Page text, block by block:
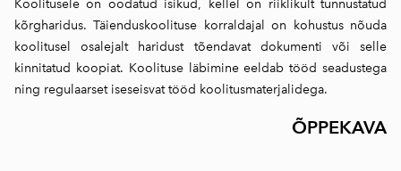
Koolitusele on oodatud isikud, kellel on riiklikult tunnustatud
kõrgharidus. Täienduskoolituse korraldajal on kohustus nõuda
koolitusel osalejalt haridust tõendavat dokumenti või selle
kinnitatud koopiat. Koolituse läbimine eeldab tööd seadustega
ning regulaarset iseseisvat tööd koolitusmaterjalidega.
ÕPPEKAVA